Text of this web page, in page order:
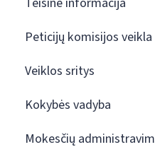
Peticijų komisijos veikla
Veiklos sritys
Kokybės vadyba
Mokesčių